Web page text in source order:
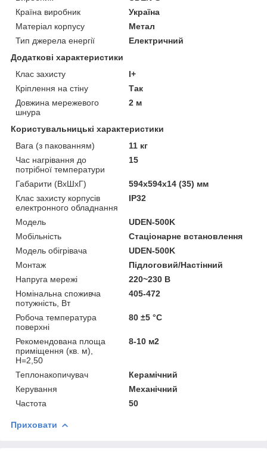
Країна виробник
Україна
Матеріал корпусу
Метал
Тип джерела енергії
Електричний
Додаткові характеристики
Клас захисту
I+
Кріплення на стіну
Так
Довжина мережевого
шнура
2 м
Користувальницькі характеристики
Вага (з пакованням)
11 кг
Час нагрівання до
потрібної температури
15
Габарити (ВхШхГ)
594х594х14 (35) мм
Клас захисту корпусів
електронного обладнання
IP32
Мoдель
UDEN-500K
Мобільність
Стаціонарне встановлення
Модель обігрівача
UDEN-500K
Монтаж
Підлоговий/Настінний
Напруга мережі
220~230 В
Номінальна споживча
потужність, Вт
405-472
Робоча температура
поверхні
80 ±5 °С
Рекомендована площа
приміщення (кв. м),
H=2,50
8-10 м2
Теплонакопичувач
Керамічний
Керування
Механічний
Частота
50
Приховати